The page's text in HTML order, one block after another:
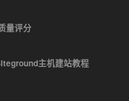
量评分
主机建站教程